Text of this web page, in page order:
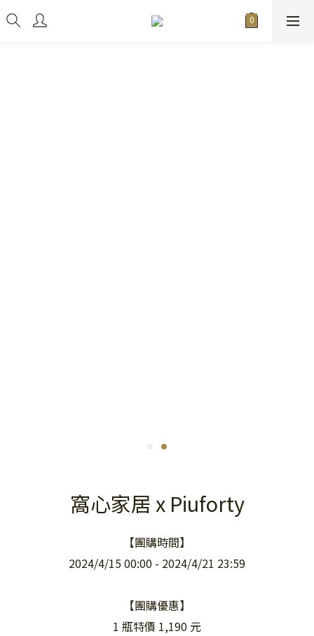
窩心家居 x Piuforty
【團購時間】
2024/4/15 00:00 - 2024/4/21 23:59
【團購優惠】
1 瓶特價 1,190 元